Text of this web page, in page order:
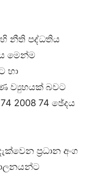
එහි නීති පද්ධතිය
මෙන්ම
හා
ව්‍යුහයක් බවට
2008 74 ඡේදය
ප්‍රධාන අංග